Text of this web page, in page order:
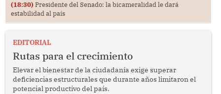
(18:30) Presidente del Senado: la bicameralidad le dará
estabilidad al país
EDITORIAL
Rutas para el crecimiento
Elevar el bienestar de la ciudadanía exige superar
deficiencias estructurales que durante años limitaron el
potencial productivo del país.